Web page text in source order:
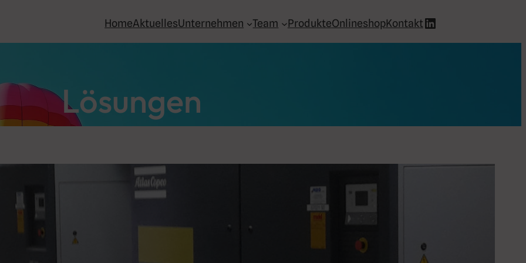
HomeAktuellesUnternehmen Team ProdukteOnlineshopKontaktLinkedIn
Lösungen